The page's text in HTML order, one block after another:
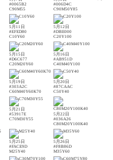
#0065B2
C90M55
#006D4C
C90M50Y85
5月11日
#EFED80
C10Y60
5月12日
#DBE000
C20Y100
5月15日
#D6C677
C20M20Y60
5月16日
#AB951D
C40M40Y100
5月19日
#303A2C
C60M40Y60K70
5月20日
#87CAAC
C50Y40
5月21日
#53917E
C70M30Y55
5月22日
#036A26
C80M20Y100K40
5月25日
#FACE9D
M25Y40
5月26日
#F8B86D
M35Y60